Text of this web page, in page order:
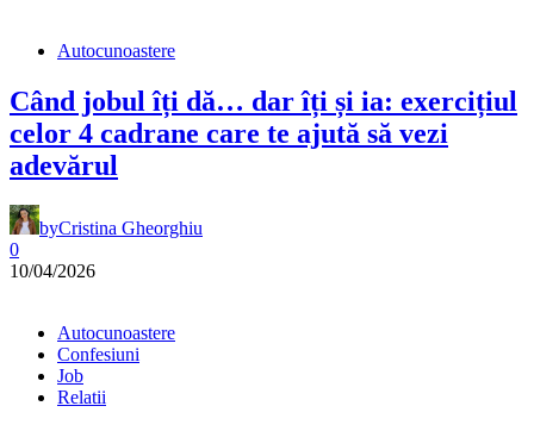
Autocunoastere
Când jobul îți dă… dar îți și ia: exercițiul
celor 4 cadrane care te ajută să vezi
adevărul
byCristina Gheorghiu
0
10/04/2026
Autocunoastere
Confesiuni
Job
Relatii